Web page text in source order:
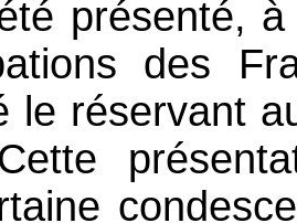
présenté,
des
le réservant